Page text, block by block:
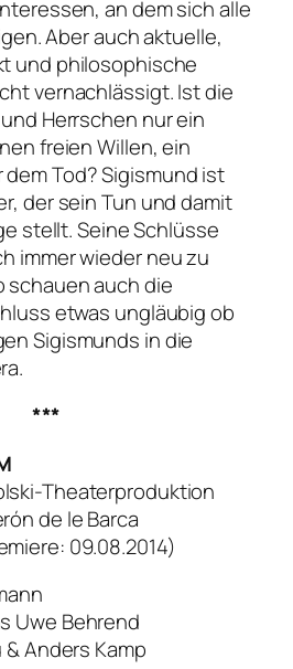
an dem sich alle
Aber auch aktuelle,
und philosophische
vernachlässigt. Ist die
Herrschen nur ein
freien Willen, ein
Tod? Sigismund ist
der sein Tun und damit
stellt. Seine Schlüsse
immer wieder neu zu
schauen auch die
etwas ungläubig ob
Sigismunds in die
***
Theaterproduktion
de le Barca
09.08.2014)
Uwe Behrend
Anders Kamp